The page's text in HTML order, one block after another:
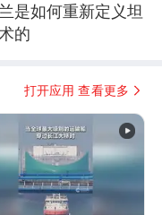
是如何重新定义坦
的
打开应用 查看更多